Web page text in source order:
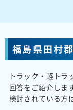
福島県田村
トラック・軽トラ
回答をご紹介しま
検討されている方